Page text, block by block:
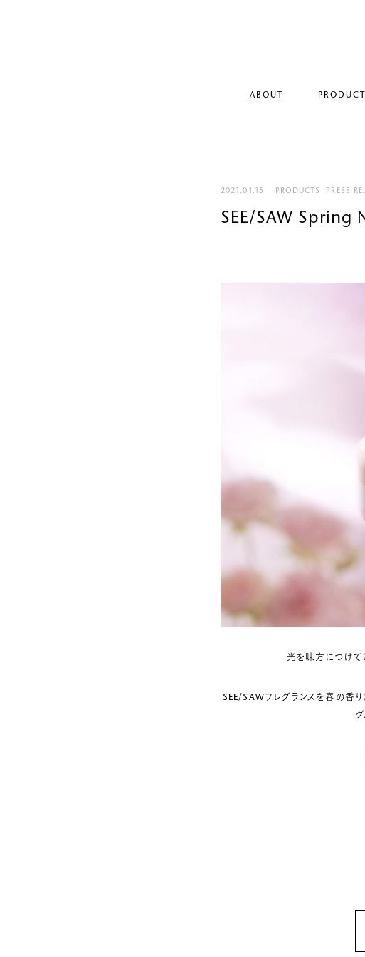
ABOUT
2021.01.15 PRODUCTS PRESS
SEE/SAW
光を味方につけて
SEE/SAWフレグランスを春の香